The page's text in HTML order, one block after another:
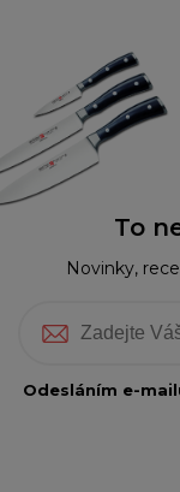
To
Novinky,
Odesláním e-